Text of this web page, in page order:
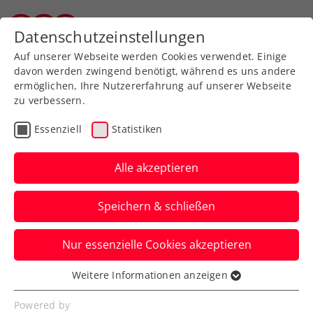
Ehrenzeichenordnung
Ehrenzeichenordnung des TTV
Datenschutzeinstellungen
Auf unserer Webseite werden Cookies verwendet. Einige
davon werden zwingend benötigt, während es uns andere
ermöglichen, Ihre Nutzererfahrung auf unserer Webseite
zu verbessern.
Essenziell Statistiken
Alle akzeptieren
Speichern & schließen
Nur essenzielle Cookies akzeptieren
Essenziell
Essenzielle Cookies werden für grundlegende
Weitere Informationen anzeigen
Powered by